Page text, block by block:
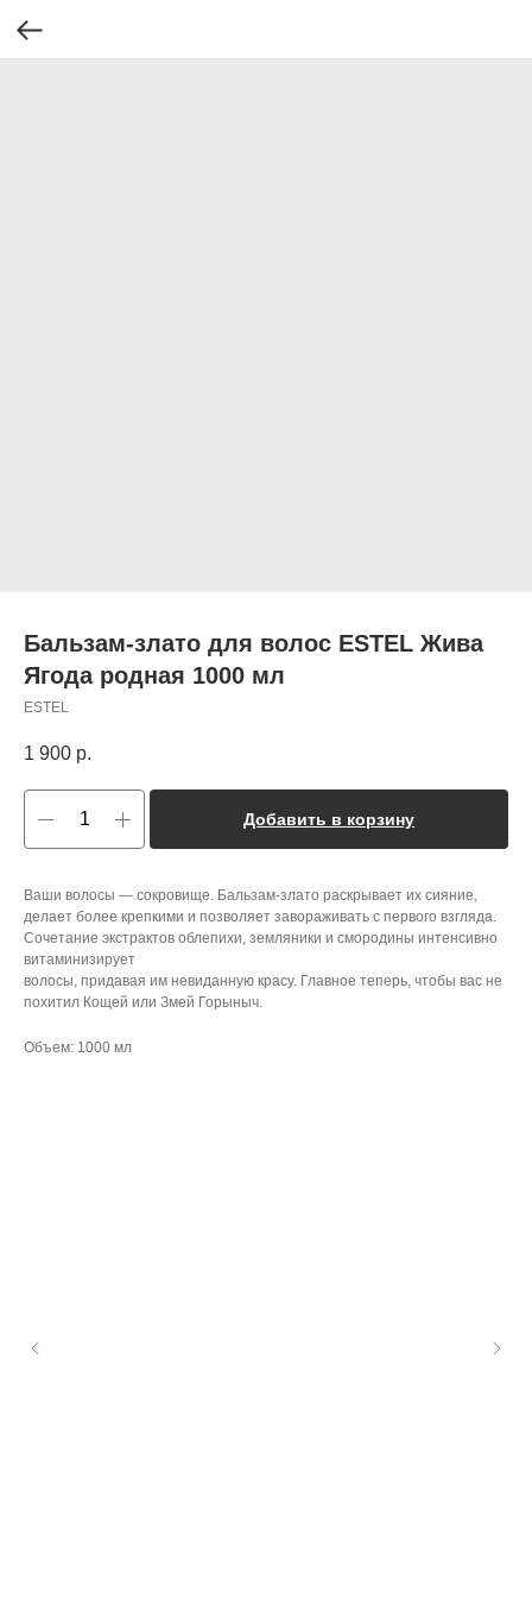
Бальзам-злато для волос ESTEL Жива
Ягода родная 1000 мл
ESTEL
1 900 р.
Добавить в корзину
Ваши волосы — сокровище. Бальзам-злато раскрывает их сияние,
делает более крепкими и позволяет завораживать с первого взгляда.
Сочетание экстрактов облепихи, земляники и смородины интенсивно
витаминизирует
волосы, придавая им невиданную красу. Главное теперь, чтобы вас не
похитил Кощей или Змей Горыныч.
Объем: 1000 мл